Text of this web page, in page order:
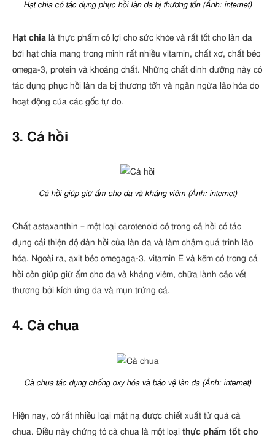
Hạt chia có tác dụng phục hồi làn da bị thương tổn (Ảnh: internet)
Hạt chia là thực phẩm có lợi cho sức khỏe và rất tốt cho làn da
bởi hạt chia mang trong mình rất nhiều vitamin, chất xơ, chất béo
omega-3, protein và khoáng chất. Những chất dinh dưỡng này có
tác dụng phục hồi làn da bị thương tổn và ngăn ngừa lão hóa do
hoạt động của các gốc tự do.
3. Cá hồi
Cá hồi giúp giữ ẩm cho da và kháng viêm (Ảnh: internet)
Chất astaxanthin – một loại carotenoid có trong cá hồi có tác
dụng cải thiện độ đàn hồi của làn da và làm chậm quá trình lão
hóa. Ngoài ra, axit béo omegaga-3, vitamin E và kẽm có trong cá
hồi còn giúp giữ ẩm cho da và kháng viêm, chữa lành các vết
thương bởi kích ứng da và mụn trứng cá.
4. Cà chua
Cà chua tác dụng chống oxy hóa và bảo vệ làn da (Ảnh: internet)
Hiện nay, có rất nhiều loại mặt nạ được chiết xuất từ quả cà
chua. Điều này chứng tỏ cà chua là một loại thực phẩm tốt cho